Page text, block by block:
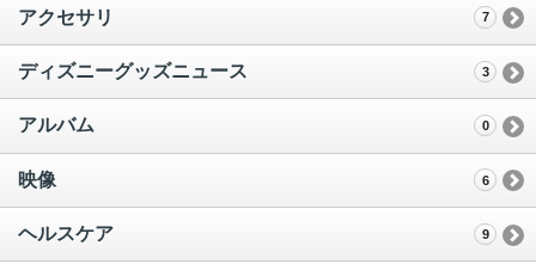
アクセサリ 7
ディズニーグッズニュース 3
アルバム 0
映像 6
ヘルスケア 9